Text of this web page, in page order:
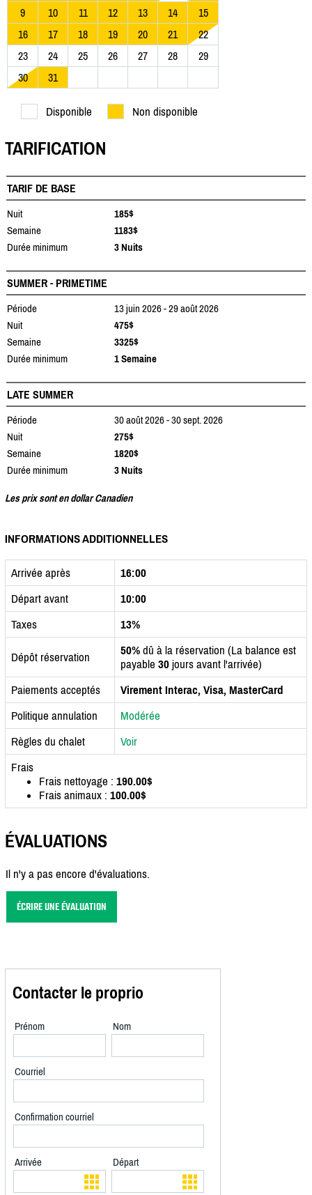
9 10 11 12 13 14
15
16
17 18 19 20 21
22
23
24 25 26 27 28
29
30
31
Disponible Non disponible
TARIFICATION
TARIF DE BASE
Nuit
185$
Semaine
1183$
Durée minimum
3 Nuits
SUMMER - PRIMETIME
Période
13 juin 2026 - 29 août 2026
Nuit
475$
Semaine
3325$
Durée minimum
1 Semaine
LATE SUMMER
Période
30 août 2026 - 30 sept. 2026
Nuit
275$
Semaine
1820$
Durée minimum
3 Nuits
Les prix sont en dollar Canadien
INFORMATIONS ADDITIONNELLES
Arrivée après
16:00
Départ avant
10:00
Taxes
13%
Dépôt réservation 50% dû à la réservation (La balance est
payable 30 jours avant l'arrivée)
Paiements acceptés
Virement Interac, Visa, MasterCard
Politique annulation
Modérée
Règles du chalet
Voir
Frais
Frais nettoyage : 190.00$
Frais animaux : 100.00$
ÉVALUATIONS
Il n'y a pas encore d'évaluations.
ÉCRIRE UNE ÉVALUATION
Contacter le proprio
Prénom Nom
Courriel
Confirmation courriel
Arrivée Départ